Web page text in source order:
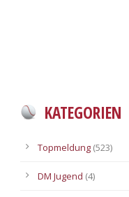
KATEGORIEN
Topmeldung (523)
DM Jugend (4)